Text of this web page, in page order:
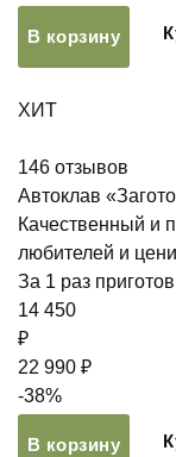
В корзину
ХИТ
146 отзывов
Автоклав
Качественный и
любителей и
За 1 раз
14 450
₽
22 990 ₽
-38%
В корзину